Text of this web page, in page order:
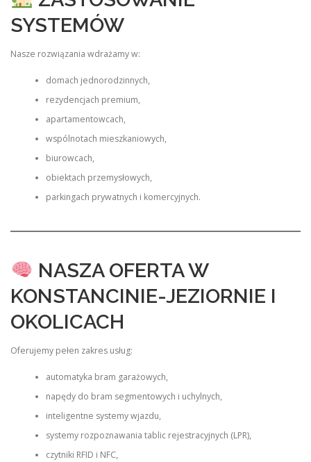
SYSTEMÓW
Nasze rozwiązania wdrażamy w:
domach jednorodzinnych,
rezydencjach premium,
apartamentowcach,
wspólnotach mieszkaniowych,
biurowcach,
obiektach przemysłowych,
parkingach prywatnych i komercyjnych.
NASZA OFERTA W
KONSTANCINIE-JEZIORNIE I
OKOLICACH
Oferujemy pełen zakres usług:
automatyka bram garażowych,
napędy do bram segmentowych i uchylnych,
inteligentne systemy wjazdu,
systemy rozpoznawania tablic rejestracyjnych (LPR),
czytniki RFID i NFC,